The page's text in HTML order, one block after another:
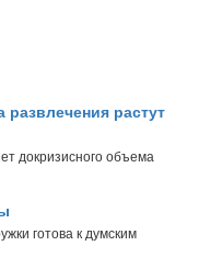
развлечения растут
докризисного объема
готова к думским